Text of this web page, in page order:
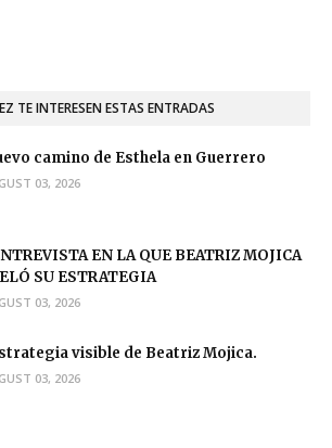
TE INTERESEN ESTAS ENTRADAS
camino de Esthela en Guerrero
03, 2026
EN LA QUE BEATRIZ MOJICA
SU ESTRATEGIA
03, 2026
visible de Beatriz Mojica.
03, 2026